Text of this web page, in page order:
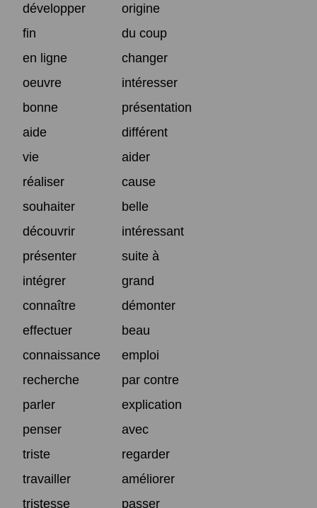
développer
origine
fin
du coup
en ligne
changer
oeuvre
intéresser
bonne
présentation
aide
différent
vie
aider
réaliser
cause
souhaiter
belle
découvrir
intéressant
présenter
suite à
intégrer
grand
connaître
démonter
effectuer
beau
connaissance
emploi
recherche
par contre
parler
explication
penser
avec
triste
regarder
travailler
améliorer
tristesse
passer